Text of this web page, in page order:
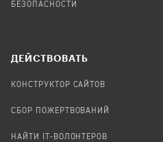
БЕЗОПАСНОСТИ
ДЕЙСТВОВАТЬ
КОНСТРУКТОР САЙТОВ
СБОР ПОЖЕРТВОВАНИЙ
НАЙТИ IT-ВОЛОНТЕРОВ